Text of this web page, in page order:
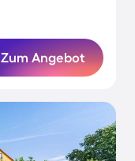
Zum Angebot